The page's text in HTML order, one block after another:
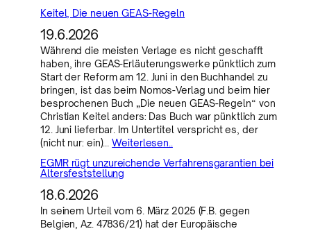
Keitel, Die neuen GEAS-Regeln
19.6.2026
Während die meisten Verlage es nicht geschafft
haben, ihre GEAS-Erläuterungswerke pünktlich zum
Start der Reform am 12. Juni in den Buchhandel zu
bringen, ist das beim Nomos-Verlag und beim hier
besprochenen Buch „Die neuen GEAS-Regeln“ von
Christian Keitel anders: Das Buch war pünktlich zum
12. Juni lieferbar. Im Untertitel verspricht es, der
(nicht nur: ein)…Weiterlesen..
EGMR rügt unzureichende Verfahrensgarantien bei
Altersfeststellung
18.6.2026
In seinem Urteil vom 6. März 2025 (F.B. gegen
Belgien, Az. 47836/21) hat der Europäische